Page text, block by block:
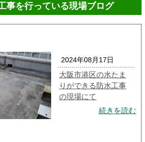
事を行っている現場ブログ
2024年08月17日
大阪市港区の水たま
りができる防水工事
の現場にて
続きを読む